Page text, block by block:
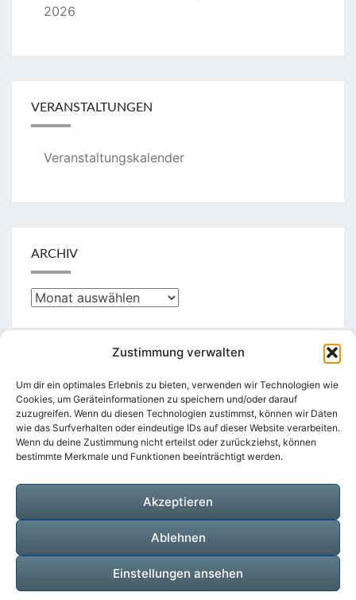
Zustimmung verwalten
Um dir ein optimales Erlebnis zu bieten, verwenden wir Technologien wie
Cookies, um Geräteinformationen zu speichern und/oder darauf
zuzugreifen. Wenn du diesen Technologien zustimmst, können wir Daten
wie das Surfverhalten oder eindeutige IDs auf dieser Website verarbeiten.
Wenn du deine Zustimmung nicht erteilst oder zurückziehst, können
bestimmte Merkmale und Funktionen beeinträchtigt werden.
Akzeptieren
Ablehnen
Einstellungen ansehen
2026
VERANSTALTUNGEN
Veranstaltungskalender
ARCHIV
Archiv
KATEGORIEN
Kategorien
© 2026|Stolz präsentiert vonWordPress |Theme: